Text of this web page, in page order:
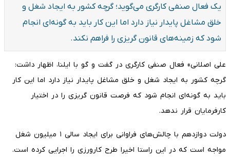
یک فعال صنفی کارگری می‌گوید؛ گرچه کشور به ایجاد شغل و
خلق مشاغل پایدار نیاز دارد اما این کار باید به گونه‌ای انجام
شود که زمینه‌های قانون گریزی را فراهم نکند.
علی اصلانی» فعال صنفی کارگری در گفت و گو با ایلنا، اظهار داشت:
گرچه کشور به ایجاد شغل و خلق مشاغل پایدار نیاز دارد اما این کار
باید به گونه‌ای انجام شود که فرصت قانون گریزی را در اختیار
کارفرمایان قرار ندهد.
دولت دوازدهم با چالش‌های فراوانی برای ایجاد سالی ۱ میلیون شغل
مواجه است که در این راستا اخیرا طرح کارورزی را اجرایی کرده است.